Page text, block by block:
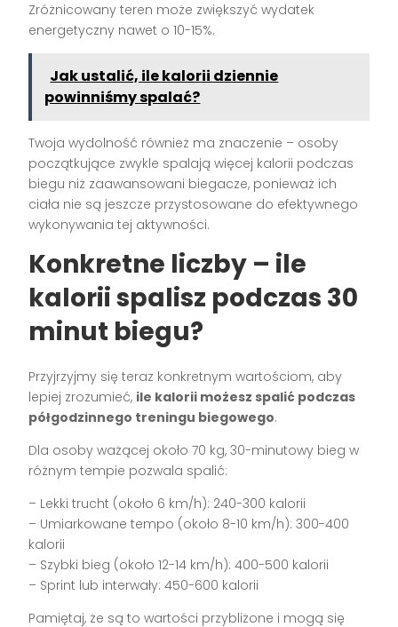
Zróżnicowany teren może zwiększyć wydatek
energetyczny nawet o 10-15%.
Jak ustalić, ile kalorii dziennie
powinniśmy spalać?
Twoja wydolność również ma znaczenie – osoby
początkujące zwykle spalają więcej kalorii podczas
biegu niż zaawansowani biegacze, ponieważ ich
ciała nie są jeszcze przystosowane do efektywnego
wykonywania tej aktywności.
Konkretne liczby – ile
kalorii spalisz podczas 30
minut biegu?
Przyjrzyjmy się teraz konkretnym wartościom, aby
lepiej zrozumieć, ile kalorii możesz spalić podczas
półgodzinnego treningu biegowego.
Dla osoby ważącej około 70 kg, 30-minutowy bieg w
różnym tempie pozwala spalić:
– Lekki trucht (około 6 km/h): 240-300 kalorii
– Umiarkowane tempo (około 8-10 km/h): 300-400
kalorii
– Szybki bieg (około 12-14 km/h): 400-500 kalorii
– Sprint lub interwały: 450-600 kalorii
Pamiętaj, że są to wartości przybliżone i mogą się